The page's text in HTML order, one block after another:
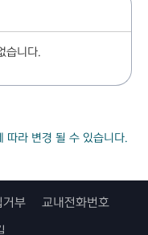
습니다.
따라 변경 될 수 있습니다.
거부 교내전화번호